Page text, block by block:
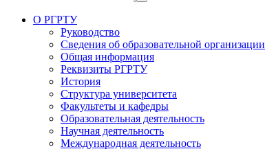
О РГРТУ
Руководство
Сведения об образовательной организации
Общая информация
Реквизиты РГРТУ
История
Структура университета
Факультеты и кафедры
Образовательная деятельность
Научная деятельность
Международная деятельность